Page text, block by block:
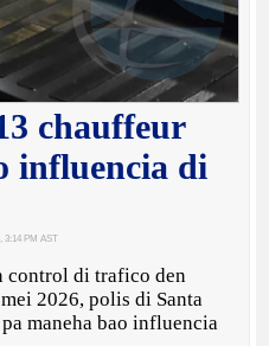
chauffeur
influencia di
3:14 PM AST
control di trafico den
2026, polis di Santa
maneha bao influencia